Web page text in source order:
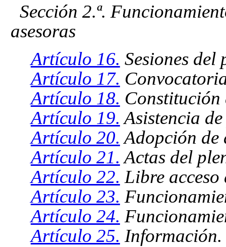
Sección 2.ª.
asesoras
Artículo 16. Sesiones del
Artículo 17.
Artículo 18. Constitución
Artículo 19. Asistencia
Artículo 20. Adopción de
Artículo 21. Actas del
Artículo 22. Libre acceso
Artículo 23.
Artículo 24.
Artículo 25. Información.